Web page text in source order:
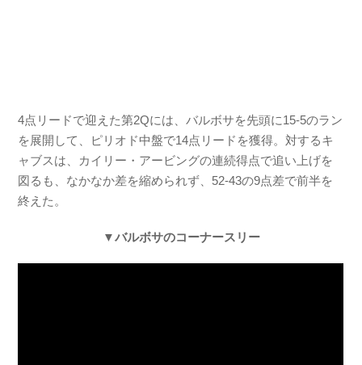
4点リードで迎えた第2Qには、バルボサを先頭に15-5のラン
を展開して、ピリオド中盤で14点リードを獲得。対するキ
ャブスは、カイリー・アービングの連続得点で追い上げを
図るも、なかなか差を縮められず、52-43の9点差で前半を
終えた。
▼バルボサのコーナースリー